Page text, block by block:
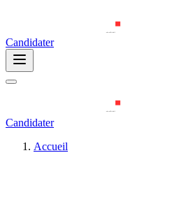
Candidater
Candidater
Accueil